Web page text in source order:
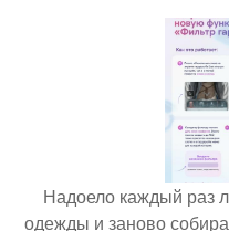
Надоело каждый раз
одежды и заново